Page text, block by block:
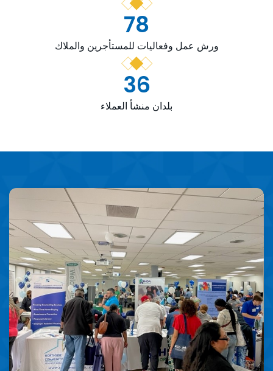
ورش عمل وفعاليات للمستأجرين والملاك
78
بلدان منشأ العملاء
36